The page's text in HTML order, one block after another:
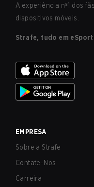
A experiência nº1 dos
dispositivos móveis.
Strafe, tudo em
EMPRESA
Sobre a Strafe
Contate-Nos
Carreira